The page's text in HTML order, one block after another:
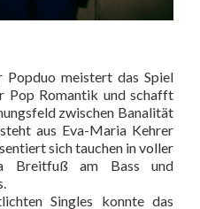
Popduo meistert das Spiel
Pop Romantik und schafft
zwischen Banalität
aus Eva-Maria Kehrer
sich tauchen in voller
Breitfuß am Bass und
Singles konnte das